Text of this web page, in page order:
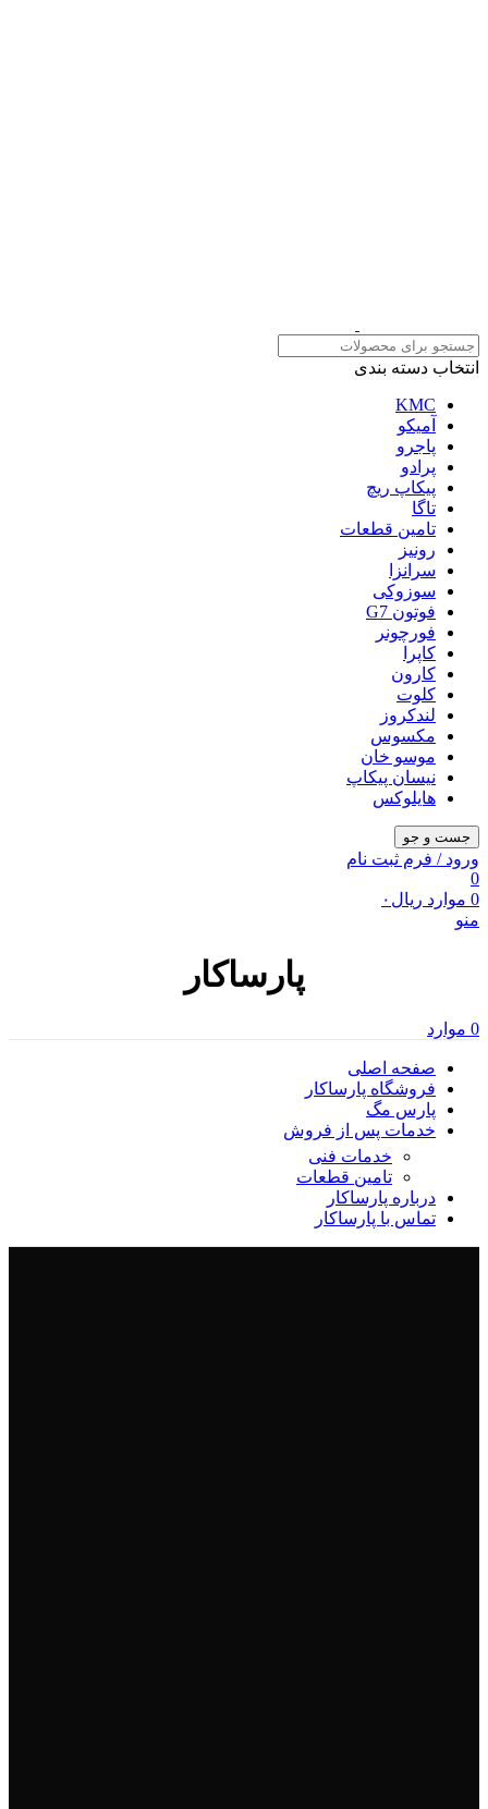
انتخاب دسته بندی
KMC
آمیکو
پاجرو
پرادو
پیکاپ ریچ
تاگا
تامین قطعات
رونیز
سرانزا
سوزوکی
فوتون G7
فورچونر
کاپرا
کارون
کلوت
لندکروز
مکسوس
موسو خان
نیسان پیکاپ
هایلوکس
جست و جو
ورود / فرم ثبت نام
0
0 موارد ریال ۰
منو
پارساکار
0 موارد
صفحه اصلی
فروشگاه پارساکار
پارس مگ
خدمات پس از فروش
خدمات فنی
تامین قطعات
درباره پارساکار
تماس با پارساکار